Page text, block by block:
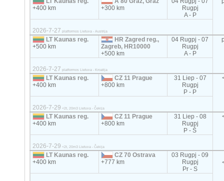
+400 km
+300 km
Rugpj
A - P
2026-7-27 platformos Lietuva - Austrija
LT Kaunas reg.
+500 km
HR Zagred reg.,
Zagreb, HR10000
+500 km
04 Rugpj - 07
Rugpj
A - P
2026-7-27 platformos Lietuva - Kroatija
LT Kaunas reg.
+400 km
CZ 11 Prague
+800 km
31 Liep - 07
Rugpj
P - P
2026-7-29 <2t, 20m3 Lietuva - Čekija
LT Kaunas reg.
+400 km
CZ 11 Prague
+800 km
31 Liep - 08
Rugpj
P - Š
2026-7-29 <2t, 20m3 Lietuva - Čekija
LT Kaunas reg.
+400 km
CZ 70 Ostrava
+777 km
03 Rugpj - 09
Rugpj
Pr - S